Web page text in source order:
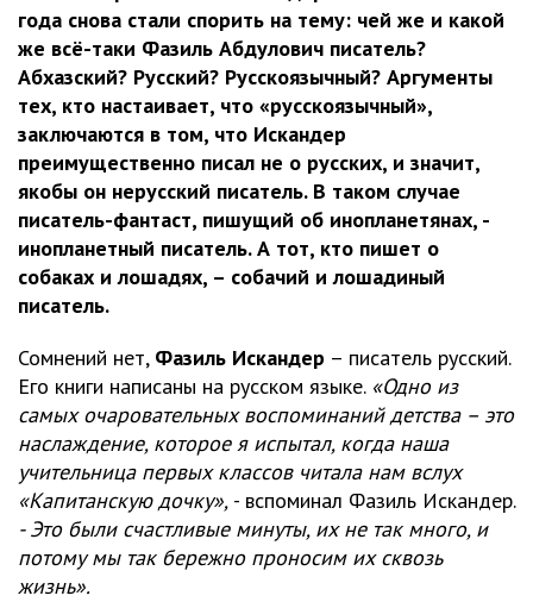
года снова стали спорить на тему: чей же и какой
же всё-таки Фазиль Абдулович писатель?
Абхазский? Русский? Русскоязычный? Аргументы
тех, кто настаивает, что «русскоязычный»,
заключаются в том, что Искандер
преимущественно писал не о русских, и значит,
якобы он нерусский писатель. В таком случае
писатель-фантаст, пишущий об инопланетянах, -
инопланетный писатель. А тот, кто пишет о
собаках и лошадях, – собачий и лошадиный
писатель.
Сомнений нет, Фазиль Искандер – писатель русский.
Его книги написаны на русском языке. «Одно из
самых очаровательных воспоминаний детства – это
наслаждение, которое я испытал, когда наша
учительница первых классов читала нам вслух
«Капитанскую дочку», - вспоминал Фазиль Искандер.
- Это были счастливые минуты, их не так много, и
потому мы так бережно проносим их сквозь
жизнь».